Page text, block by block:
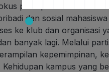
pada pendidikan
dan sosial
ke klub dan organisasi
banyak lagi. Melalui
kepemimpinan,
kampus yang